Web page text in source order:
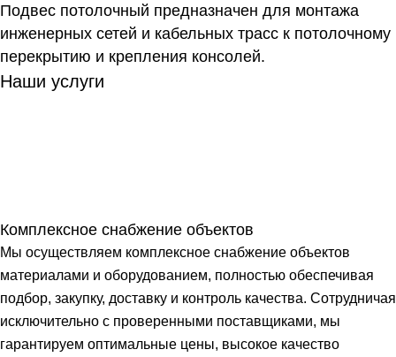
Подвес потолочный предназначен для монтажа
инженерных сетей и кабельных трасс к потолочному
перекрытию и крепления консолей.
Наши услуги
Комплексное снабжение объектов
Мы осуществляем комплексное снабжение объектов
материалами и оборудованием, полностью обеспечивая
подбор, закупку, доставку и контроль качества. Сотрудничая
исключительно с проверенными поставщиками, мы
гарантируем оптимальные цены, высокое качество